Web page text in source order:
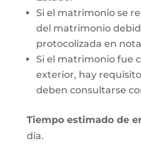
Si el matrimonio se
del matrimonio
protocolizada en
Si el matrimonio fue
exterior, hay
deben consultarse
Tiempo estimado de
día.